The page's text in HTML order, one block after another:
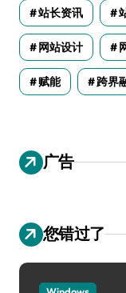
站长资讯
网站设计
赋能 跨界
广告
您错过了